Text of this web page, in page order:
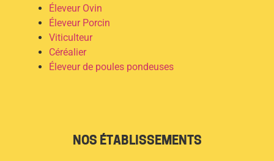
Éleveur Ovin
Éleveur Porcin
Viticulteur
Céréalier
Éleveur de poules pondeuses
NOS ÉTABLISSEMENTS